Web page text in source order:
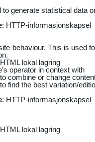
generate statistical data
: HTTP-informasjonskapsel
behaviour. This is used
lokal lagring
operator in context with
combine or change
find the best variation/
: HTTP-informasjonskapsel
lokal lagring